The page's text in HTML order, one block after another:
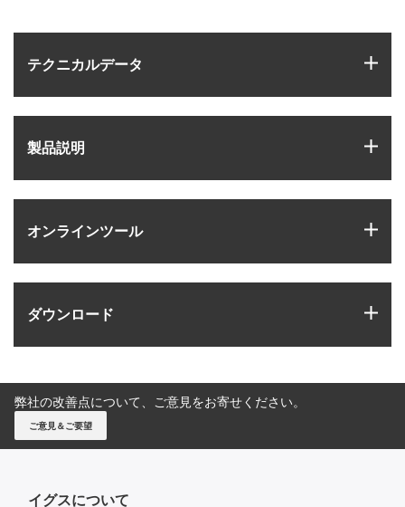
テクニカルデータ
製品説明
オンラインツール
ダウンロード
弊社の改善点について、ご意見をお寄せください。
ご意見＆ご要望
イグスについて